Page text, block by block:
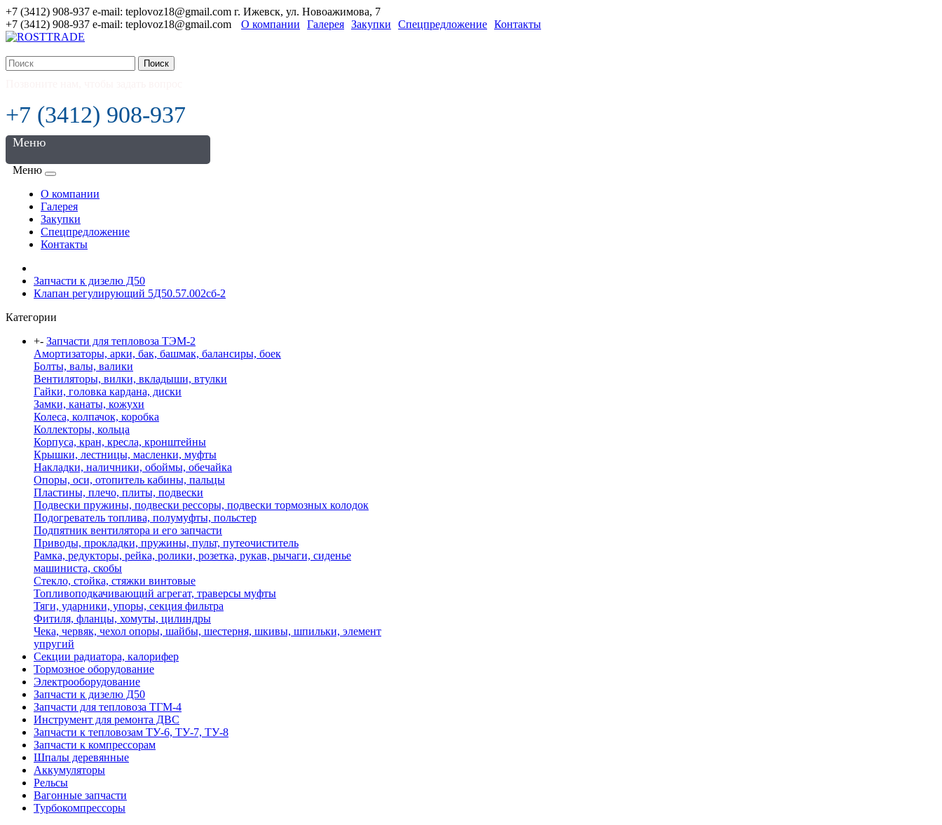
+7 (3412) 908-937 e-mail: teplovoz18@gmail.com г. Ижевск, ул. Новоажимова, 7
+7 (3412) 908-937 e-mail: teplovoz18@gmail.com
О компании Галерея Закупки Спецпредложение Контакты
Поиск
+7 (3412) 908-937
Меню
Меню
О компании
Галерея
Закупки
Спецпредложение
Контакты
Запчасти к дизелю Д50
Клапан регулирующий 5Д50.57.002сб-2
Категории
+- Запчасти для тепловоза ТЭМ-2
Амортизаторы, арки, бак, башмак, балансиры, боек
Болты, валы, валики
Вентиляторы, вилки, вкладыши, втулки
Гайки, головка кардана, диски
Замки, канаты, кожухи
Колеса, колпачок, коробка
Коллекторы, кольца
Корпуса, кран, кресла, кронштейны
Крышки, лестницы, масленки, муфты
Накладки, наличники, обоймы, обечайка
Опоры, оси, отопитель кабины, пальцы
Пластины, плечо, плиты, подвески
Подвески пружины, подвески рессоры, подвески тормозных колодок
Подогреватель топлива, полумуфты, польстер
Подпятник вентилятора и его запчасти
Приводы, прокладки, пружины, пульт, путеочиститель
Рамка, редукторы, рейка, ролики, розетка, рукав, рычаги, сиденье
машиниста, скобы
Стекло, стойка, стяжки винтовые
Топливоподкачивающий агрегат, траверсы муфты
Тяги, ударники, упоры, секция фильтра
Фитиля, фланцы, хомуты, цилиндры
Чека, червяк, чехол опоры, шайбы, шестерня, шкивы, шпильки, элемент
упругий
Секции радиатора, калорифер
Тормозное оборудование
Электрооборудование
Запчасти к дизелю Д50
Запчасти для тепловоза ТГМ-4
Инструмент для ремонта ДВС
Запчасти к тепловозам ТУ-6, ТУ-7, ТУ-8
Запчасти к компрессорам
Шпалы деревянные
Аккумуляторы
Рельсы
Вагонные запчасти
Турбокомпрессоры